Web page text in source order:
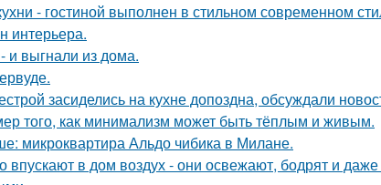
- гостиной выполнен в стильном современном
интерьера.
и выгнали из дома.
засиделись на кухне допоздна, обсуждали
того, как минимализм может быть тёплым и живым.
микроквартира Альдо чибика в Милане.
впускают в дом воздух - они освежают, бодрят и